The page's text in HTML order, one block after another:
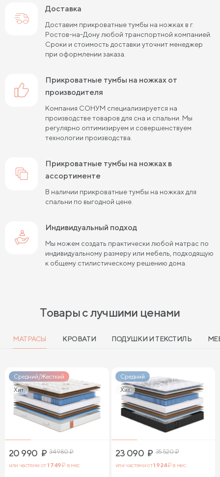
Доставка
Доставим прикроватные тумбы на ножках в г.
Ростов-на-Дону любой транспортной компанией.
Сроки и стоимость доставки уточнит менеджер
при оформлении заказа.
прикроватные тумбы на ножках от
производителя
Компания СОНУМ специализируется на
производстве товаров для сна и спальни. Мы
регулярно оптимизируем и совершенствуем
технологии производства.
прикроватные тумбы на ножках в
ассортименте
В наличии прикроватные тумбы на ножках для
спальни по выгодной цене.
Индивидуальный подход
Мы можем создать практически любой матрас по
индивидуальному размеру или мебель, подходящую
к общему стилистическому решению дома.
Товары с лучшими ценами
МАТРАСЫ КРОВАТИ ПОДУШКИ И ТЕКСТИЛЬ
Средний/Жесткий
Хит
20 990 ₽ 34 980₽
или частями от1 749₽ в мес.
Средний
Хит
23 090 ₽ 35 520₽
или частями от1 924₽ в мес.